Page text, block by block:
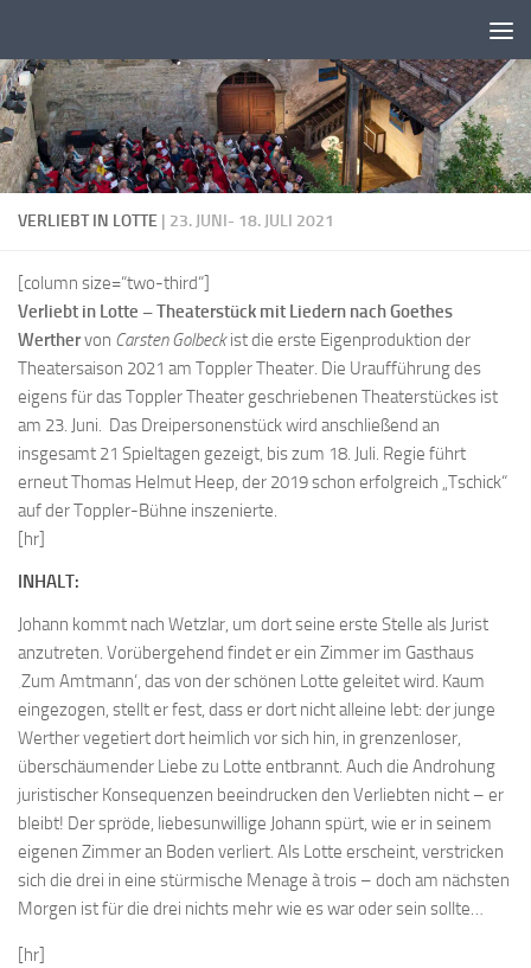
VERLIEBT IN LOTTE | 23. JUNI- 18. JULI 2021
[column size=“two-third“]
Verliebt in Lotte – Theaterstück mit Liedern nach Goethes
Werthervon Carsten Golbeckist die erste Eigenproduktion der
Theatersaison 2021 am Toppler Theater. Die Uraufführung des
eigens für das Toppler Theater geschriebenen Theaterstückes ist
am 23. Juni. Das Dreipersonenstück wird anschließend an
insgesamt 21 Spieltagen gezeigt, bis zum 18. Juli. Regie führt
erneut Thomas Helmut Heep, der 2019 schon erfolgreich „Tschick“
auf der Toppler-Bühne inszenierte.
[hr]
INHALT:
Johann kommt nach Wetzlar, um dort seine erste Stelle als Jurist
anzutreten. Vorübergehend findet er ein Zimmer im Gasthaus
‚Zum Amtmann‘, das von der schönen Lotte geleitet wird. Kaum
eingezogen, stellt er fest, dass er dort nicht alleine lebt: der junge
Werther vegetiert dort heimlich vor sich hin, in grenzenloser,
überschäumender Liebe zu Lotte entbrannt. Auch die Androhung
juristischer Konsequenzen beeindrucken den Verliebten nicht – er
bleibt! Der spröde, liebesunwillige Johann spürt, wie er in seinem
eigenen Zimmer an Boden verliert. Als Lotte erscheint, verstricken
sich die drei in eine stürmische Menage à trois – doch am nächsten
Morgen ist für die drei nichts mehr wie es war oder sein sollte…
[hr]